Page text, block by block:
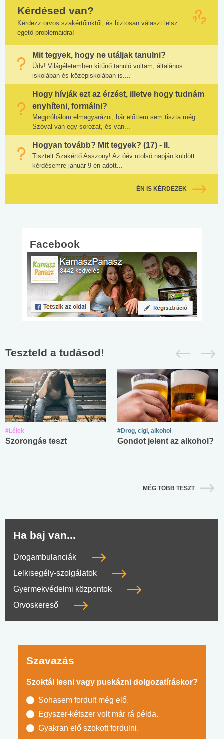
Kérdésed van?
Kérdezz orvos szakértőinktől, és biztosan választ lelsz
égető problémáidra!
Mit tegyek, hogy ne utáljak tanulni?
Üdv! Világéletemben kitűnő tanuló voltam, általános
iskolában és középiskolában is....
Hogy hívják ezt az érzést, illetve hogy tudnám
enyhíteni, formálni?
Megpróbálom elmagyarázni, bár előttem sem tiszta még.
Szóval van egy sorozat, és van...
Hogyan tovább? Mit tegyek? (17) - II.
Tisztelt Szakértő Asszony! Az óév utolsó napján küldött
kérdésemre január 9-én adott...
ÉN IS KÉRDEZEK
Facebook
Teszteld a tudásod!
#Lélek
Szorongás teszt
#Drog, cigi, alkohol
Gondot jelent az alkohol?
MÉG TÖBB TESZT
Ha baj van...
Drogambulanciák
Lelkisegély-szolgálatok
Gyermekvédelmi központok
Orvoskereső
Szavazás
Szoktál lesni vagy puskázni dolgozatíráskor?
Sohasem fordult még elő.
Egyszer-kétszer volt már rá példa.
Gyakran elő szokott fordulni.